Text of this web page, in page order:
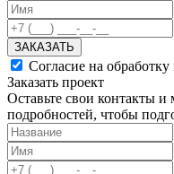
ЗАКАЗАТЬ
Согласие на
Заказать проект
Оставьте свои контакты
подробностей, чтобы